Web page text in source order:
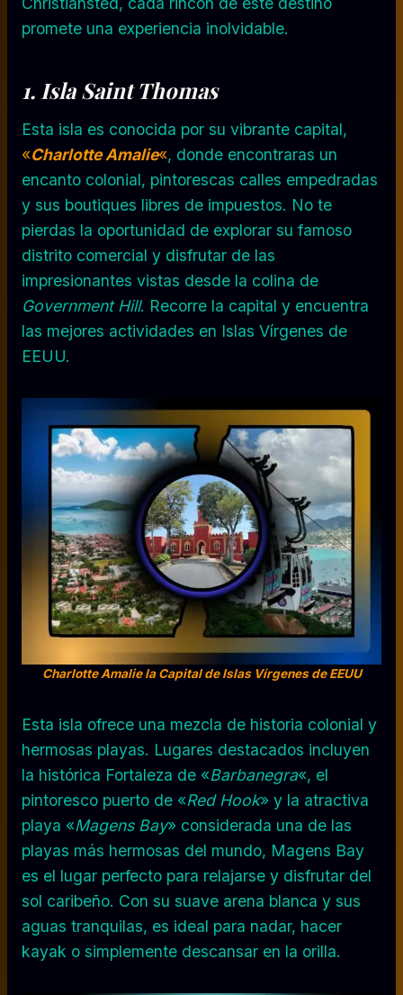
promete una experiencia inolvidable.
1. IslaSaint Thomas
Esta isla es conocida por su vibrante capital,
«Charlotte Amalie«, donde encontraras un
encanto colonial, pintorescas calles empedradas
y sus boutiques libres de impuestos. No te
pierdas la oportunidad de explorar su famoso
distrito comercial y disfrutar de las
impresionantes vistas desde la colina de
Government Hill. Recorre la capital y encuentra
las mejores actividades en Islas Vírgenes de
EEUU.
Charlotte Amalie la Capital de Islas Vírgenes de EEUU
Esta isla ofrece una mezcla de historia colonial y
hermosas playas. Lugares destacados incluyen
la histórica Fortaleza de «Barbanegra«, el
pintoresco puerto de «Red Hook» y la atractiva
playa «Magens Bay» considerada una de las
playas más hermosas del mundo, Magens Bay
es el lugar perfecto para relajarse y disfrutar del
sol caribeño. Con su suave arena blanca y sus
aguas tranquilas, es ideal para nadar, hacer
kayak o simplemente descansar en la orilla.